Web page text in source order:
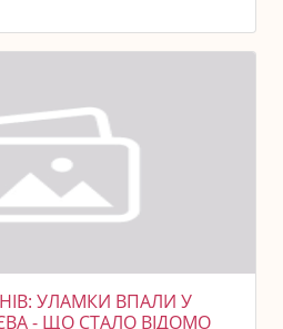
УЛАМКИ ВПАЛИ У
- ЩО СТАЛО ВІДОМО